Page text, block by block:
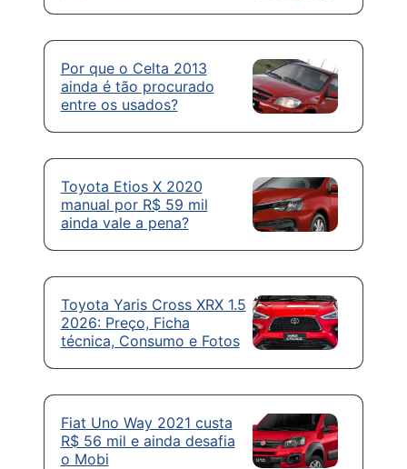
Por que o Celta 2013
ainda é tão procurado
entre os usados?
Toyota Etios X 2020
manual por R$ 59 mil
ainda vale a pena?
Toyota Yaris Cross XRX 1.5
2026: Preço, Ficha
técnica, Consumo e Fotos
Fiat Uno Way 2021 custa
R$ 56 mil e ainda desafia
o Mobi